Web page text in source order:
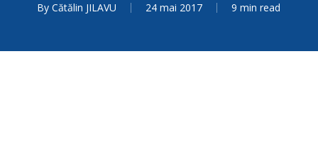
By Cătălin JILAVU 24 mai 2017 9 min read